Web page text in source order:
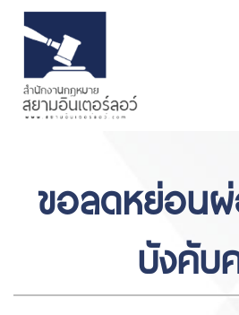
ขอลดหย่อน
บังคับ